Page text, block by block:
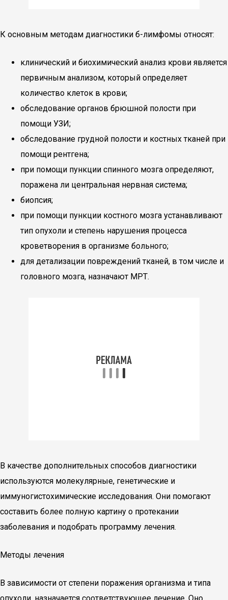
К основным методам диагностики б-лимфомы относят:
клинический и биохимический анализ крови является
первичным анализом, который определяет
количество клеток в крови;
обследование органов брюшной полости при
помощи УЗИ;
обследование грудной полости и костных тканей при
помощи рентгена;
при помощи пункции спинного мозга определяют,
поражена ли центральная нервная система;
биопсия;
при помощи пункции костного мозга устанавливают
тип опухоли и степень нарушения процесса
кроветворения в организме больного;
для детализации повреждений тканей, в том числе и
головного мозга, назначают МРТ.
В качестве дополнительных способов диагностики
используются молекулярные, генетические и
иммуногистохимические исследования. Они помогают
составить более полную картину о протекании
заболевания и подобрать программу лечения.
Методы лечения
В зависимости от степени поражения организма и типа